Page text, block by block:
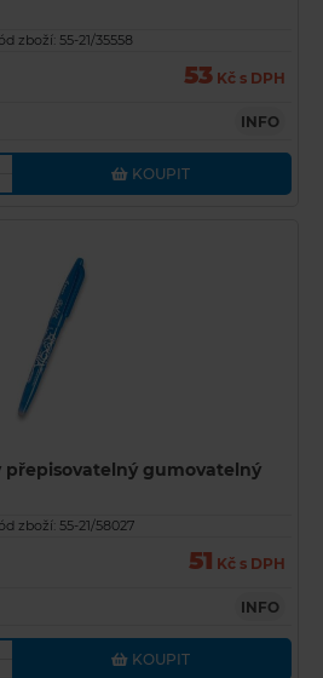
zboží: 55-21/35558
53 Kč s DPH
INFO
KOUPIT
přepisovatelný gumovatelný
zboží: 55-21/58027
51 Kč s DPH
INFO
KOUPIT